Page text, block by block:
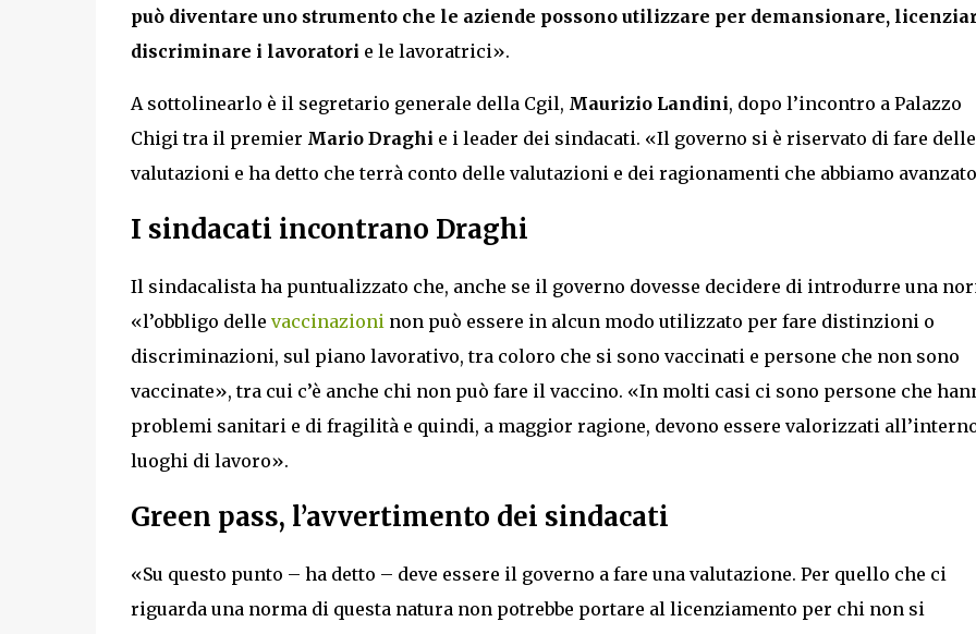
può diventare uno strumento che le aziende possono utilizzare per demansionare,
discriminare i lavoratori e le lavoratrici».
A sottolinearlo è il segretario generale della Cgil, Maurizio Landini, dopo l’incontro a Palazzo
Chigi tra il premier Mario Draghi e i leader dei sindacati. «Il governo si è riservato di fare delle
valutazioni e ha detto che terrà conto delle valutazioni e dei ragionamenti che abbiamo
I sindacati incontrano Draghi
Il sindacalista ha puntualizzato che, anche se il governo dovesse decidere di introdurre una
«l’obbligo delle vaccinazioni non può essere in alcun modo utilizzato per fare distinzioni o
discriminazioni, sul piano lavorativo, tra coloro che si sono vaccinati e persone che non sono
vaccinate», tra cui c’è anche chi non può fare il vaccino. «In molti casi ci sono persone che
problemi sanitari e di fragilità e quindi, a maggior ragione, devono essere valorizzati
luoghi di lavoro».
Green pass, l’avvertimento dei sindacati
«Su questo punto – ha detto – deve essere il governo a fare una valutazione. Per quello che ci
riguarda una norma di questa natura non potrebbe portare al licenziamento per chi non si